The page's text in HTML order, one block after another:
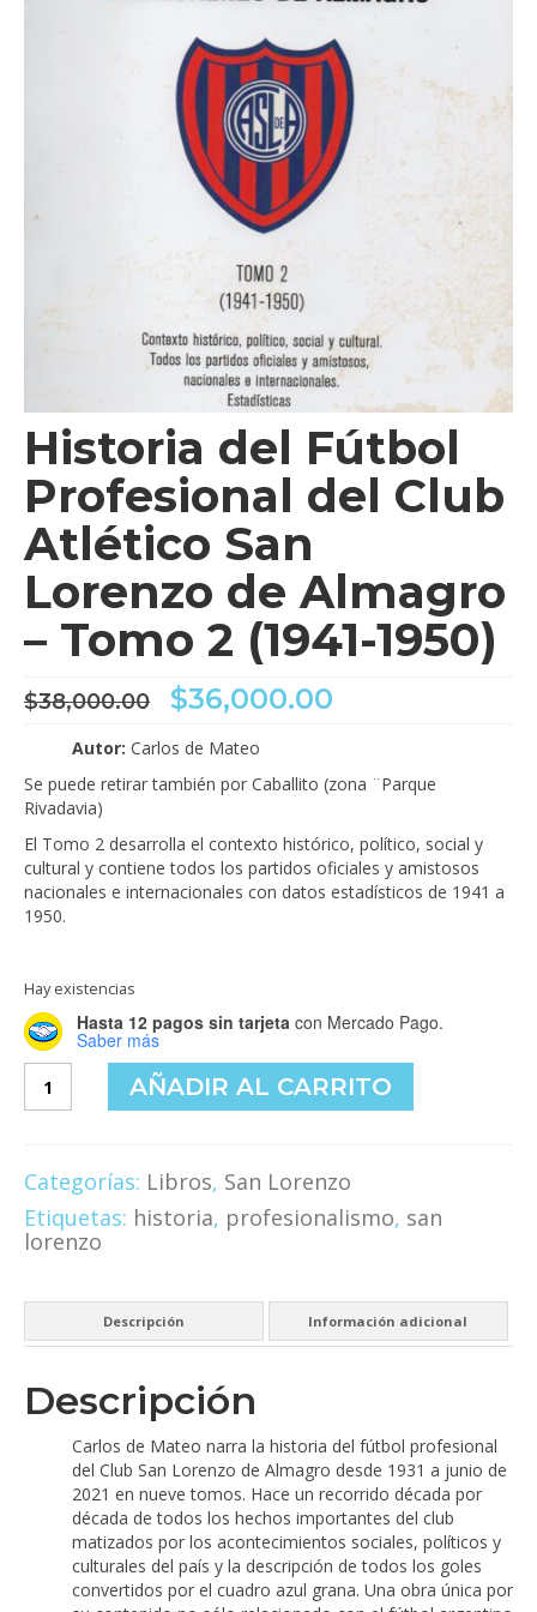
Historia del Fútbol
Profesional del Club
Atlético San
Lorenzo de Almagro
– Tomo 2 (1941-1950)
$38,000.00 El
precio
original
era:
$38,000.00.
$36,000.00
$36,000.00.
Autor: Carlos de Mateo
Se puede retirar también por Caballito (zona ¨Parque
Rivadavia)
El Tomo 2 desarrolla el contexto histórico, político, social y
cultural y contiene todos los partidos oficiales y amistosos
nacionales e internacionales con datos estadísticos de 1941 a
1950.
Hay existencias
Hasta 12 pagos sin tarjeta con Mercado Pago.
Saber más
del
del
Club
Atlético
San
-
2
(1941-
cantidad
AÑADIR AL CARRITO
Categorías: Libros, San Lorenzo
Etiquetas: historia, profesionalismo, san
lorenzo
Descripción Información adicional
Descripción
Carlos de Mateo narra la historia del fútbol profesional
del Club San Lorenzo de Almagro desde 1931 a junio de
2021 en nueve tomos. Hace un recorrido década por
década de todos los hechos importantes del club
matizados por los acontecimientos sociales, políticos y
culturales del país y la descripción de todos los goles
convertidos por el cuadro azul grana. Una obra única por